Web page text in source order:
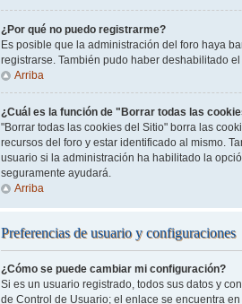
¿Por qué no puedo registrarme?
Es posible que la administración del foro haya
registrarse. También pudo haber deshabilitado
Arriba
¿Cuál es la función de "Borrar todas las
"Borrar todas las cookies del Sitio" borra las
recursos del foro y estar identificado al mismo.
usuario si la administración ha habilitado la
seguramente ayudará.
Arriba
Preferencias de usuario y configuraciones
¿Cómo se puede cambiar mi configuración?
Si es un usuario registrado, todos sus datos y
de Control de Usuario; el enlace se encuentra